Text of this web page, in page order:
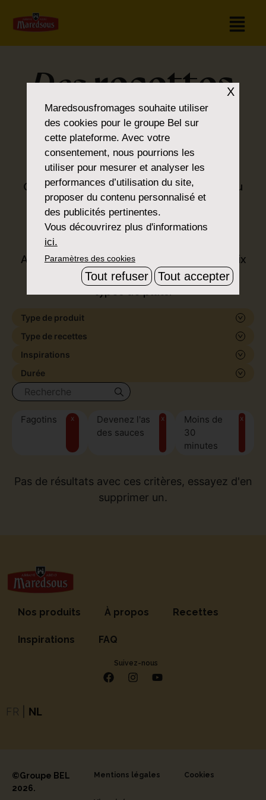
Desrecettes
pour tous les
goûts
Que vous soyez amateur de classiques ou
que vous préfériez la nouveauté, vous
trouverez ce que vous cherchez dans la
gamme Maredsous
®
Avec nos produits, nous proposons un choix
de formes et de saveurs, pour tous les
types de plats.
Type de produit
Type de recettes
Inspirations
Durée
Fagotins x
Devenez l'as
des sauces
x
Moins de
30
minutes
x
Pas de résultats avec ces critères, essayez d'en
supprimer un.
Nos produits À propos Recettes
Inspirations FAQ
Suivez-nous
FR NL
©Groupe BEL
2026.
Mentions légales Cookies
X
Maredsousfromages souhaite utiliser
des cookies pour le groupe Bel sur
cette plateforme. Avec votre
consentement, nous pourrions les
utiliser pour mesurer et analyser les
performances d’utilisation du site,
proposer du contenu personnalisé et
des publicités pertinentes.
Vous découvrirez plus d'informations
ici.
Paramètres des cookies
Tout refuser Tout accepter